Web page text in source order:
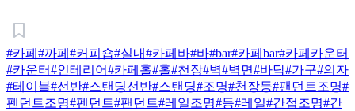
#카페 #까페 #커피숍#실내#카페바#바#bar#카페bar#카페카운터
#카운터#인테리어#카페홀#홀#천장#벽#벽면#바닥#가구#의자
#테이블#선반#스탠딩선반#스탠딩#조명#천장등#팬던트조명#
펜던트조명#펜던트#팬던트#레일조명#등#레일#간접조명#간